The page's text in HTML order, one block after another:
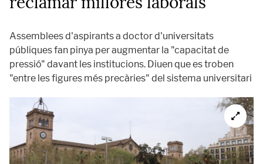
Assemblees d'aspirants a doctor d'universitats
públiques fan pinya per augmentar la "capacitat de
pressió" davant les institucions. Diuen que es troben
"entre les figures més precàries" del sistema universitari